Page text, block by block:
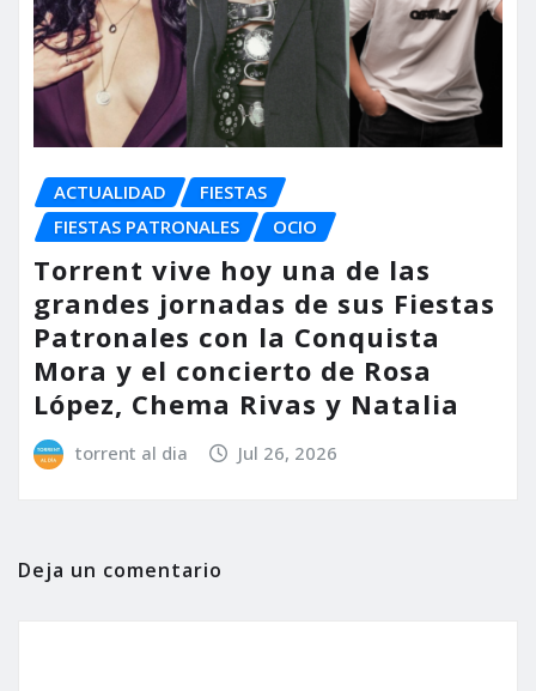
ACTUALIDAD
FIESTAS
FIESTAS PATRONALES
OCIO
Torrent vive hoy una de las
grandes jornadas de sus Fiestas
Patronales con la Conquista
Mora y el concierto de Rosa
López, Chema Rivas y Natalia
torrent al dia Jul 26, 2026
Deja un comentario